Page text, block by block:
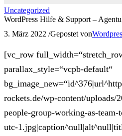
Uncategorized
WordPress Hilfe & Support –
3. März 2022 /Gepostet von
[vc_row
parallax_style=“vcpb-default“
rockets.de/wp-content/uploads/
people-group-working-as-
utc-